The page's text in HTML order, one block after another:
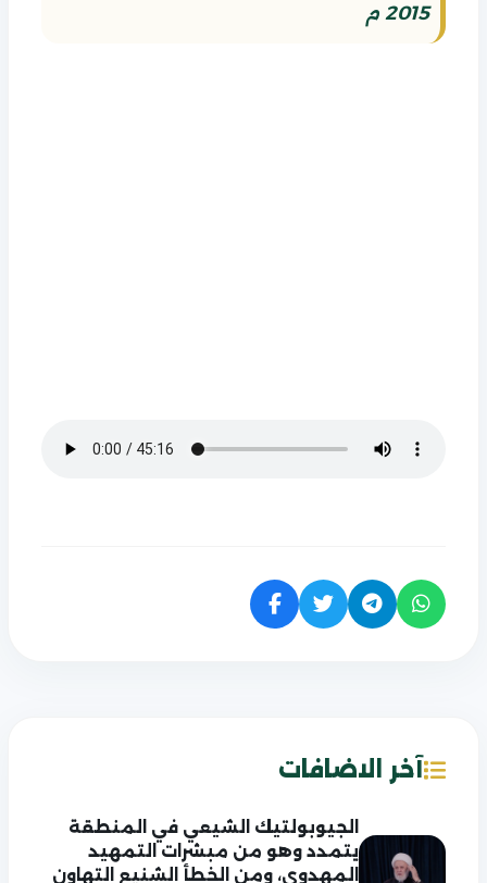
2015 م
آخر الاضافات
الجيوبولتيك الشيعي في المنطقة
يتمدد وهو من مبشرات التمهيد
المهدوي، ومن الخطأ الشنيع التهاون